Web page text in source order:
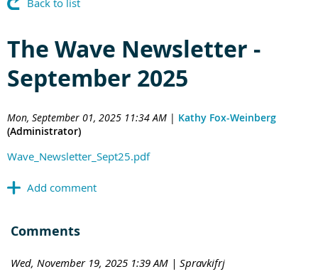
Back to list
The Wave Newsletter -
September 2025
Mon, September 01, 2025 11:34 AM | Kathy Fox-Weinberg
(Administrator)
Wave_Newsletter_Sept25.pdf
Comments
Wed, November 19, 2025 1:39 AM | Spravkifrj